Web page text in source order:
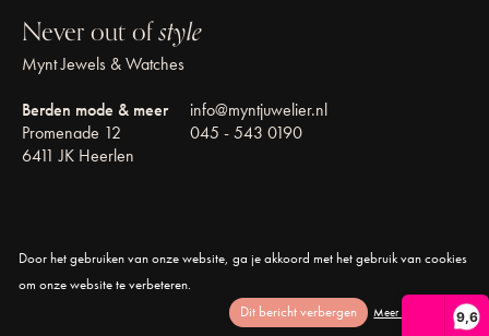
9,6
Never out ofstyle
Mynt Jewels & Watches
Berden mode & meer
Promenade 12
6411 JK Heerlen
info@myntjuwelier.nl
045 - 543 0190
© Copyright 2026 Mynt Jewels & Watches
Door het gebruiken van onze website, ga je akkoord met het gebruik van cookies
om onze website te verbeteren.
Dit bericht verbergen
Meer over cookies »